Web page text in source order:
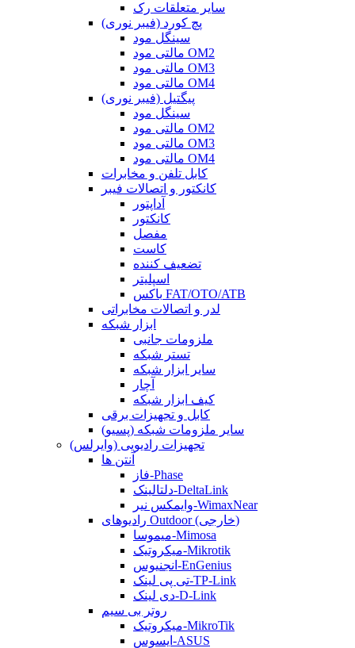
سایر متعلقات رک
پچ کورد (فیبر نوری)
سینگل مود
مالتی مود OM2
مالتی مود OM3
مالتی مود OM4
پیگتیل (فیبر نوری)
سینگل مود
مالتی مود OM2
مالتی مود OM3
مالتی مود OM4
کابل تلفن و مخابرات
کانکتور و اتصالات فیبر
آداپتور
کانکتور
مفصل
کاست
تضعیف کننده
اسپلیتر
باکس FAT/OTO/ATB
لدر و اتصالات مخابراتی
ابزار شبکه
ملزومات جانبی
تستر شبکه
سایر ابزار شبکه
آچار
کیف ابزار شبکه
کابل و تجهیزات برقی
سایر ملزومات شبکه (پسیو)
تجهیزات رادیویی (وایرلس)
آنتن ها
فاز-Phase
دلتالینک-DeltaLink
وایمکس نیر-WimaxNear
رادیوهای Outdoor (خارجی)
میموسا-Mimosa
میکروتیک-Mikrotik
انجنیوس-EnGenius
تی پی لینک-TP-Link
دی لینک-D-Link
روتر بی سیم
میکروتیک-MikroTik
ایسوس-ASUS